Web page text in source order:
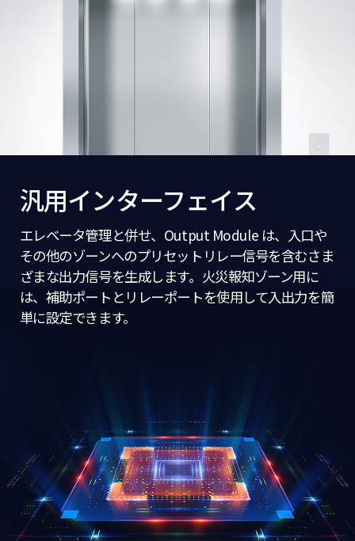
汎用インターフェイス
エレベータ管理と併せ、Output Module は、入口や
その他のゾーンへのプリセットリレー信号を含むさま
ざまな出力信号を生成します。火災報知ゾーン用に
は、補助ポートとリレーポートを使用して入出力を簡
単に設定できます。